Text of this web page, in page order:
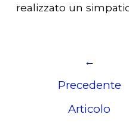
realizzato un
←
Precedente
Articolo